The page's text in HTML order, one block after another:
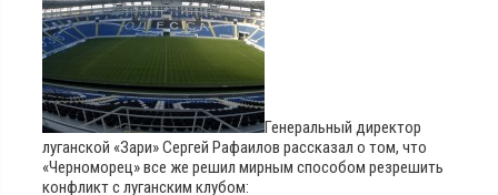
Генеральный директор
луганской «Зари» Сергей Рафаилов рассказал о том, что
«Черноморец» все же решил мирным способом резрешить
конфликт с луганским клубом: